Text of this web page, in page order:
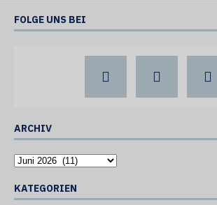
FOLGE UNS BEI
ARCHIV
KATEGORIEN